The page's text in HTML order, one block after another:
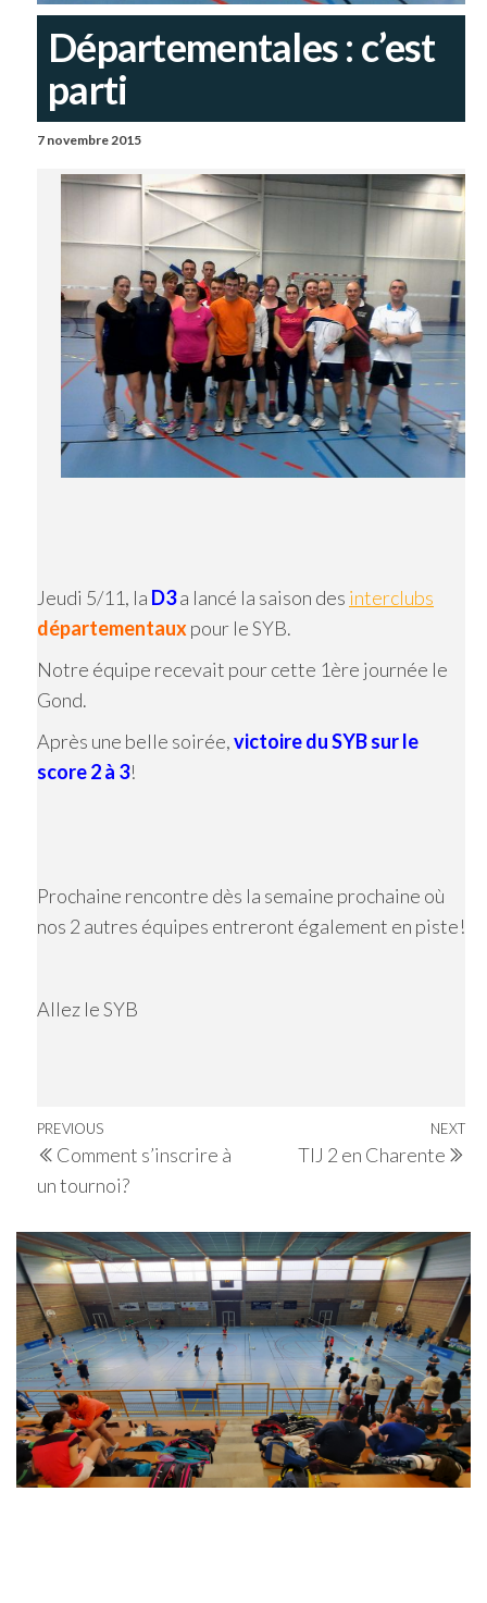
Départementales : c’est
parti
7 novembre 2015
Jeudi 5/11, la D3a lancé la saison des interclubs
départementauxpour le SYB.
Notre équipe recevait pour cette 1ère journée le
Gond.
Après une belle soirée,victoire du SYB sur le
score 2 à 3!
Prochaine rencontre dès la semaine prochaine où
nos 2 autres équipes entreront également en piste!
Allez le SYB
Navigation
de
l’article
Previous
Post
PREVIOUS
Comment s’inscrire à
un tournoi?
NEXT
TIJ 2 en Charente